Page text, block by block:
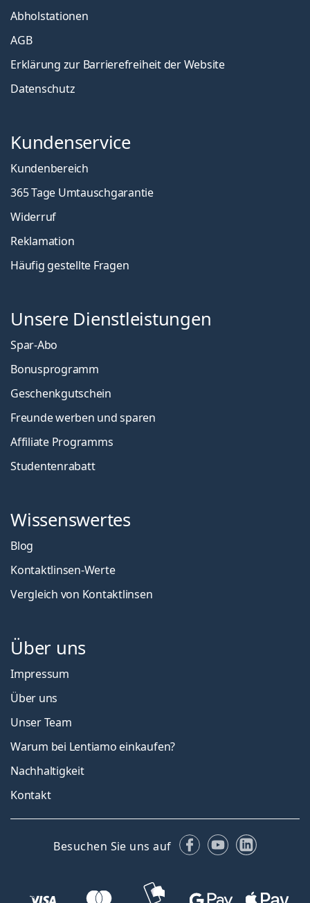
Abholstationen
AGB
Erklärung zur Barrierefreiheit der Website
Datenschutz
Kundenservice
Kundenbereich
365 Tage Umtauschgarantie
Widerruf
Reklamation
Häufig gestellte Fragen
Unsere Dienstleistungen
Spar-Abo
Bonusprogramm
Geschenkgutschein
Freunde werben und sparen
Affiliate Programms
Studentenrabatt
Wissenswertes
Blog
Kontaktlinsen-Werte
Vergleich von Kontaktlinsen
Über uns
Impressum
Über uns
Unser Team
Warum bei Lentiamo einkaufen?
Nachhaltigkeit
Kontakt
Besuchen Sie uns auf Facebook
YouTubeLinkedIn